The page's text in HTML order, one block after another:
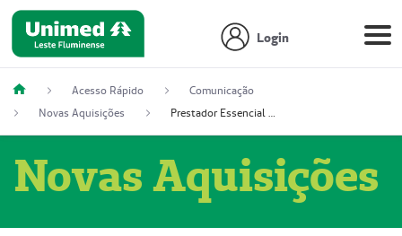
Login
Acesso Rápido
Comunicação
Novas Aquisições
Prestador Essencial Gestão em Saúde Ereli (51004354-7)
Novas Aquisições